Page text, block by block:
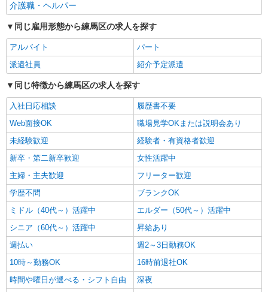
ます。 ・職務手当 ・特別職務手当 ・特別地域手
当 ・（東京都）居住支援特別手当 ・働きがい向上
手当 ・特別夜勤手当 ・日祝手当（月平均2回分）
・夜勤手当（月平均5回分） ※居住支援特別手当
は勤続5年目までの方はさらに1万円支給（再入社
東京都練馬区中村南3丁目23-11
アルバイト
SOMPOケア 光が丘 訪問介護/2132cc2
登録ヘルパー
★（東京都）居住支援特別手当対象求人 【介
護福祉士】時給1,800円 ◎週20時間以上勤務（社
保加入者）の場合は時給1,850円 ＊早朝夜間（〜8
時、18時〜）：時給2,250円〜 ＊日曜祝日：時給
2,100円〜 【実務者研修・初任者研修（ヘルパー1
級・2級）】時給1,720円 ◎週20時間以上勤務（社
保加入者）の場合は時給1,770円 ＊早朝夜間（〜8
時、18時〜）：時給2,150円〜 ＊日曜祝日：時給
2,020円〜 ◎身体介助、生活援助が同時給 ◎キャ
ンセル手当：職務時給の60％支給 ※居住支援特別
手当は勤続5年目までの方はさらに時給＋50円（再
入社者は除く）
東京都練馬区田柄5-14-11 グリーンシティ恵
マンション2階
キープ 詳細を見る
正社員
SOMPOケア 上石神井 定期巡回/2130da1
介護スタッフ
【実務者研修】 月給：240,000円 年収例：330
万円〜 【初任者研修】 月給：230,300円 年収例：
当、日祝手当（月平均2回分）、在宅手当（月平均
10回分）等、毎月平均的に支払われる手当を含み
東京都練馬区上石神井2丁目22-27 【そんぽの
家S 上石神井】建物内
介護職・ヘルパー
同じ雇用形態から練馬区の求人を探す
アルバイト
パート
派遣社員
紹介予定派遣
同じ特徴から練馬区の求人を探す
入社日応相談
履歴書不要
Web面接OK
職場見学OKまたは説明会あり
未経験歓迎
経験者・有資格者歓迎
新卒・第二新卒歓迎
女性活躍中
主婦・主夫歓迎
フリーター歓迎
学歴不問
ブランクOK
ミドル（40代～）活躍中
エルダー（50代～）活躍中
シニア（60代～）活躍中
昇給あり
週払い
週2～3日勤務OK
10時～勤務OK
16時前退社OK
時間や曜日が選べる・シフト自由
深夜